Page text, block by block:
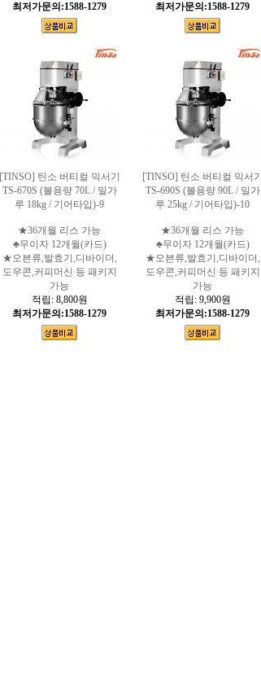
최저가문의:1588-1279
최저가문의:1588-1279
[TINSO] 틴소 버티컬 믹서기
TS-670S (볼용량 70L / 밀가
루 18kg / 기어타입)-9
★36개월 리스 가능
♣무이자 12개월(카드)
★오븐류,발효기,디바이더,
도우콘,커피머신 등 패키지
가능
적립: 8,800원
최저가문의:1588-1279
[TINSO] 틴소 버티컬 믹서기
TS-690S (볼용량 90L / 밀가
루 25kg / 기어타입)-10
★36개월 리스 가능
♣무이자 12개월(카드)
★오븐류,발효기,디바이더,
도우콘,커피머신 등 패키지
가능
적립: 9,900원
최저가문의:1588-1279